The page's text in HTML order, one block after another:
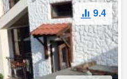
9.4